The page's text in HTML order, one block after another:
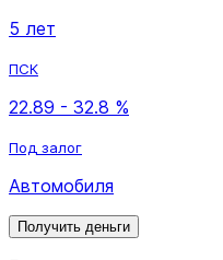
5 лет
ПСК
22.89 - 32.8 %
Под залог
Автомобиля
Получить деньги